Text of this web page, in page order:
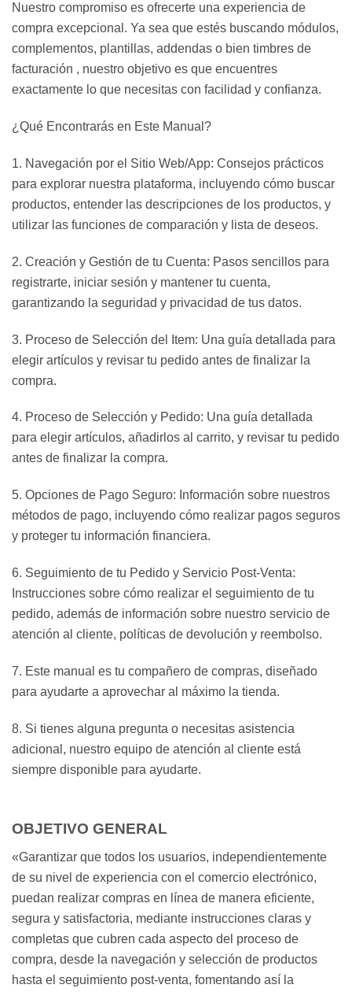
Nuestro compromiso es ofrecerte una experiencia de
compra excepcional. Ya sea que estés buscando módulos,
complementos, plantillas, addendas o bien timbres de
facturación , nuestro objetivo es que encuentres
exactamente lo que necesitas con facilidad y confianza.
¿Qué Encontrarás en Este Manual?
1. Navegación por el Sitio Web/App: Consejos prácticos
para explorar nuestra plataforma, incluyendo cómo buscar
productos, entender las descripciones de los productos, y
utilizar las funciones de comparación y lista de deseos.
2. Creación y Gestión de tu Cuenta: Pasos sencillos para
registrarte, iniciar sesión y mantener tu cuenta,
garantizando la seguridad y privacidad de tus datos.
3. Proceso de Selección del Item: Una guía detallada para
elegir artículos y revisar tu pedido antes de finalizar la
compra.
4. Proceso de Selección y Pedido: Una guía detallada
para elegir artículos, añadirlos al carrito, y revisar tu pedido
antes de finalizar la compra.
5. Opciones de Pago Seguro: Información sobre nuestros
métodos de pago, incluyendo cómo realizar pagos seguros
y proteger tu información financiera.
6. Seguimiento de tu Pedido y Servicio Post-Venta:
Instrucciones sobre cómo realizar el seguimiento de tu
pedido, además de información sobre nuestro servicio de
atención al cliente, políticas de devolución y reembolso.
7. Este manual es tu compañero de compras, diseñado
para ayudarte a aprovechar al máximo la tienda.
8. Si tienes alguna pregunta o necesitas asistencia
adicional, nuestro equipo de atención al cliente está
siempre disponible para ayudarte.
OBJETIVO GENERAL
«Garantizar que todos los usuarios, independientemente
de su nivel de experiencia con el comercio electrónico,
puedan realizar compras en línea de manera eficiente,
segura y satisfactoria, mediante instrucciones claras y
completas que cubren cada aspecto del proceso de
compra, desde la navegación y selección de productos
hasta el seguimiento post-venta, fomentando así la